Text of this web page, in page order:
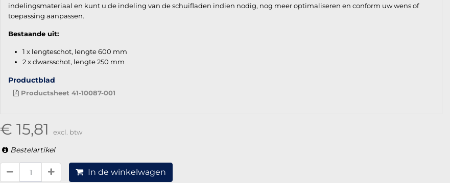
indelingsmateriaal en kunt u de indeling van de schuifladen indien nodig, nog meer optimaliseren en conform uw wens of
toepassing aanpassen.
Bestaande uit:
1 x lengteschot, lengte 600 mm
2 x dwarsschot, lengte 250 mm
Productblad
Productsheet 41-10087-001
€ 15,81 excl. btw
Bestelartikel
In de winkelwagen